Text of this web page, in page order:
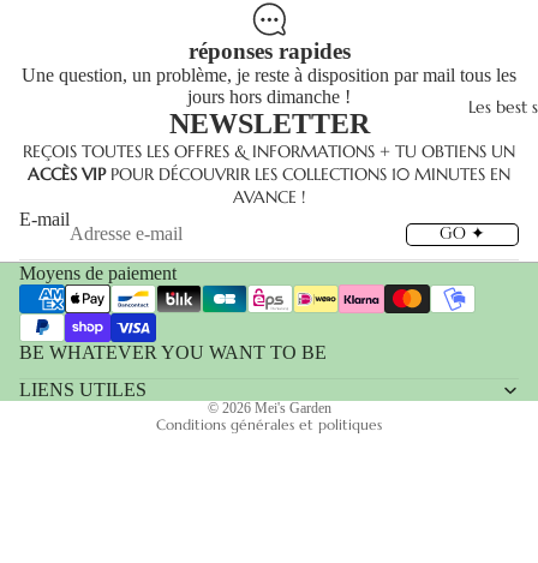
Les best
réponses rapides
Une question, un problème, je reste à disposition par mail tous les
jours hors dimanche !
NEWSLETTER
REÇOIS TOUTES LES OFFRES & INFORMATIONS + TU OBTIENS UN
ACCÈS VIPPOUR DÉCOUVRIR LES COLLECTIONS 10 MINUTES EN
AVANCE !
E-mail
GO ✦
Moyens de paiement
BE WHATEVER YOU WANT TO BE
LIENS UTILES
© 2026 Mei's Garden
Conditions générales et politiques
Politique de remboursement
Politique de confidentialité
Conditions d’utilisation
Coordonnées
Conditions générales de vente
Mentions légales
Politique de résiliation